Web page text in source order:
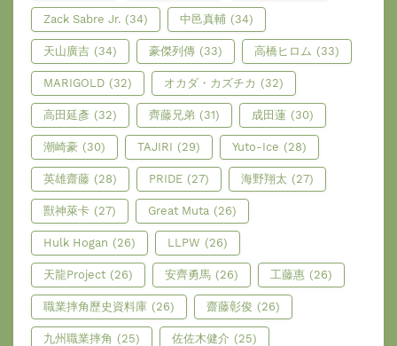
Zack Sabre Jr. (34) 中邑真輔 (34)
天山廣吉 (34) 豪傑列傳 (33) 高橋ヒロム (33)
MARIGOLD (32) オカダ・カズチカ (32)
高田延彥 (32) 齊藤兄弟 (31) 成田蓮 (30)
潮崎豪 (30) TAJIRI (29) Yuto-Ice (28)
英雄齋藤 (28) PRIDE (27) 海野翔太 (27)
獸神萊卡 (27) Great Muta (26)
Hulk Hogan (26) LLPW (26)
天龍Project (26) 安齊勇馬 (26) 工藤惠 (26)
職業摔角歷史資料庫 (26) 齋藤彰俊 (26)
九州職業摔角 (25) 佐佐木健介 (25)